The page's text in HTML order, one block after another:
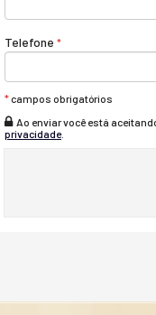
Telefone
*campos obrigatórios
Ao enviar você está
privacidade.